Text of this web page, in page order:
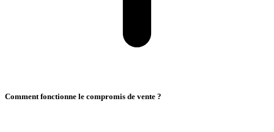
Comment fonctionne le compromis de vente ?